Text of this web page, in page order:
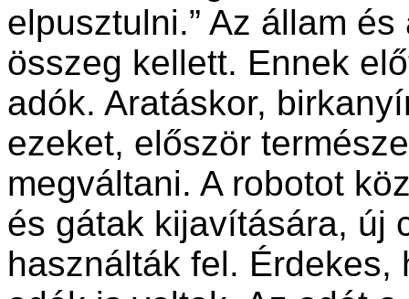
elpusztulni.” Az állam
összeg kellett. Ennek
adók. Aratáskor,
ezeket, először
megváltani. A robotot
és gátak kijavítására, új
használták fel.